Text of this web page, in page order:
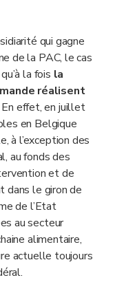
qui gagne
de la PAC, le cas
la fois la
réalisent
En effet, en juillet
en Belgique
à l’exception des
au fonds des
et de
le giron de
de l’Etat
au secteur
alimentaire,
actuelle toujours